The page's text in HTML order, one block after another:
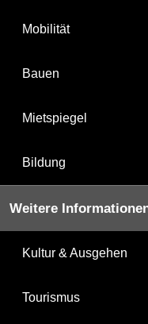
Mobilität
Bauen
Mietspiegel
Bildung
Weitere
Kultur & Ausgehen
Tourismus